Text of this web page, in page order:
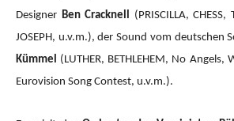
Designer Ben Cracknell (PRISCILLA,
JOSEPH, u.v.m.), der Sound vom deutschen
Kümmel (LUTHER, BETHLEHEM, No Angels,
Eurovision Song Contest, u.v.m.).